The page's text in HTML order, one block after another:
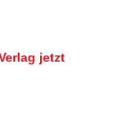
jetzt